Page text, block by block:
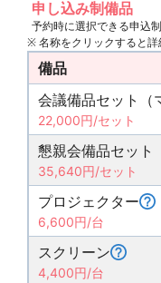
申し込み制備品
予約時に選択できる申込
※ 名称をクリックすると
備品
会議備品セット（
22,000円/セット
懇親会備品セット
35,640円/セット
プロジェクター
6,600円/台
スクリーン
4,400円/台